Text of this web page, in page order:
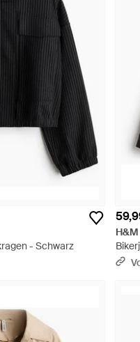
- Schwarz
H&M